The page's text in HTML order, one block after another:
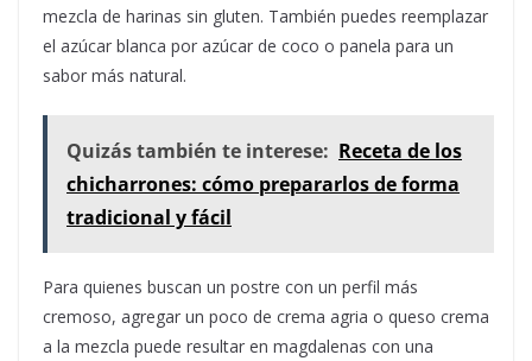
mezcla de harinas sin gluten. También puedes reemplazar
el azúcar blanca por azúcar de coco o panela para un
sabor más natural.
Quizás también te interese: Receta de los
chicharrones: cómo prepararlos de forma
tradicional y fácil
Para quienes buscan un postre con un perfil más
cremoso, agregar un poco de crema agria o queso crema
a la mezcla puede resultar en magdalenas con una